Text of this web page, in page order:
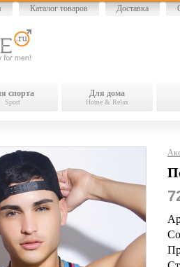
Каталог товаров Доставка
спорта
Sport
Для дома
Home & Relax